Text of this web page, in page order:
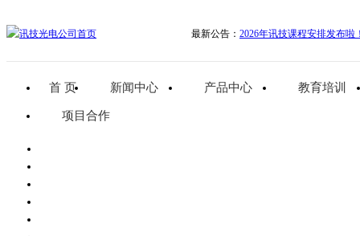
最新公告： 2026年讯技课程安排发布啦
首 页 新闻中心 产品中心 教育培训
项目合作